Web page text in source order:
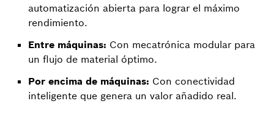
automatización abierta para lograr el máximo
rendimiento.
Entre máquinas: Con mecatrónica modular para
un flujo de material óptimo.
Por encima de máquinas: Con conectividad
inteligente que genera un valor añadido real.